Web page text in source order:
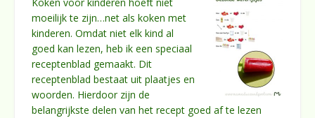
Koken voor kinderen hoeft niet
moeilijk te zijn…net als koken met
kinderen. Omdat niet elk kind al
goed kan lezen, heb ik een speciaal
receptenblad gemaakt. Dit
receptenblad bestaat uit plaatjes en
woorden. Hierdoor zijn de
belangrijkste delen van het recept goed af te lezen